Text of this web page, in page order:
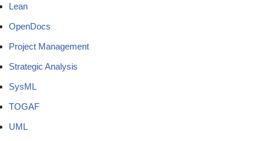
Lean
OpenDocs
Project Management
Strategic Analysis
SysML
TOGAF
UML